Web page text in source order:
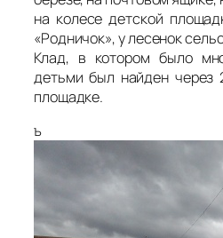
на колесе детской
«Родничок», у лесенок
Клад, в котором было
детьми был найден через
площадке.
ъ